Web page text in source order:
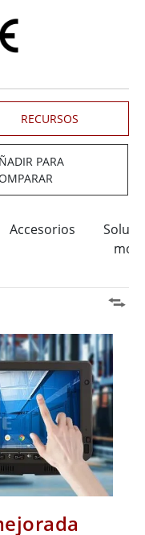
RECURSOS
PARA
Accesorios